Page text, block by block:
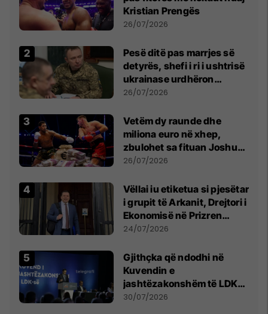
Kristian Prengës
26/07/2026
Pesë ditë pas marrjes së
detyrës, shefi i ri i ushtrisë
ukrainase urdhëron
kontroll të madh
26/07/2026
Vetëm dy raunde dhe
miliona euro në xhep,
zbulohet sa fituan Joshua
e Prenga
26/07/2026
Vëllai iu etiketua si pjesëtar
i grupit të Arkanit, Drejtori i
Ekonomisë në Prizren
mohon pretendimet
24/07/2026
Gjithçka që ndodhi në
Kuvendin e
jashtëzakonshëm të LDK-
së
30/07/2026